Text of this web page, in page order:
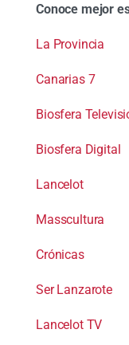
Conoce mejor
La Provincia
Canarias 7
Biosfera
Biosfera Digital
Lancelot
Masscultura
Crónicas
Ser Lanzarote
Lancelot TV